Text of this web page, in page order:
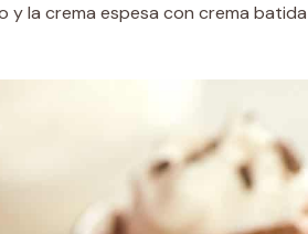
la crema espesa con crema batida